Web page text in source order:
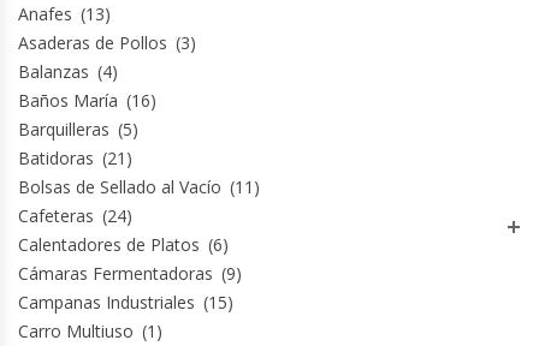
Repuestos Hornos Turbos
Revolvedoras De Masas
Roller Hot Dog
Salseras
Selladoras
Selladoras Al Vacío
Anafes (13)
Asaderas de Pollos (3)
Balanzas (4)
Baños María (16)
Barquilleras (5)
Batidoras (21)
Bolsas de Sellado al Vacío (11)
Cafeteras (24)
Calentadores de Platos (6)
Cámaras Fermentadoras (9)
Campanas Industriales (15)
Carro Multiuso (1)